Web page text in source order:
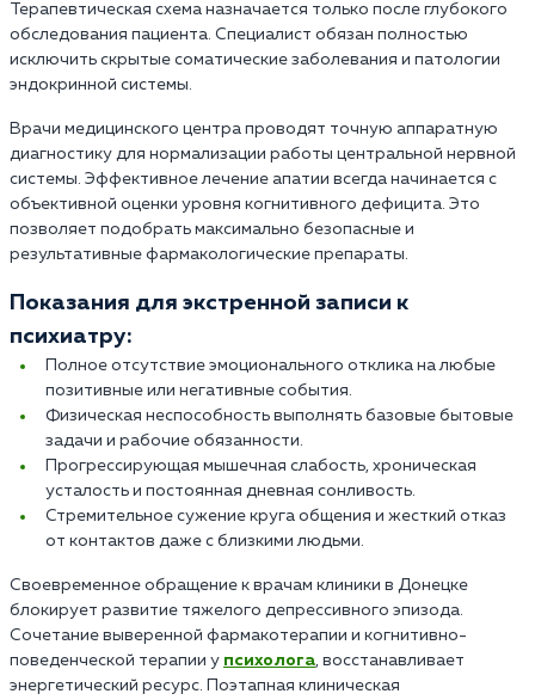
Терапевтическая схема назначается только после глубокого
обследования пациента. Специалист обязан полностью
исключить скрытые соматические заболевания и патологии
эндокринной системы.
Врачи медицинского центра проводят точную аппаратную
диагностику для нормализации работы центральной нервной
системы. Эффективное лечение апатии всегда начинается с
объективной оценки уровня когнитивного дефицита. Это
позволяет подобрать максимально безопасные и
результативные фармакологические препараты.
Показания для экстренной записи к
психиатру:
Полное отсутствие эмоционального отклика на любые
позитивные или негативные события.
Физическая неспособность выполнять базовые бытовые
задачи и рабочие обязанности.
Прогрессирующая мышечная слабость, хроническая
усталость и постоянная дневная сонливость.
Стремительное сужение круга общения и жесткий отказ
от контактов даже с близкими людьми.
Своевременное обращение к врачам клиники в Донецке
блокирует развитие тяжелого депрессивного эпизода.
Сочетание выверенной фармакотерапии и когнитивно-
поведенческой терапии у психолога, восстанавливает
энергетический ресурс. Поэтапная клиническая